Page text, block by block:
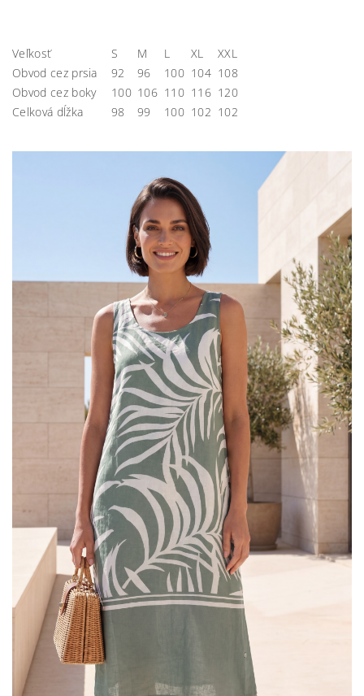
Veľkosť S M L XL
XXL
Obvod cez prsia
92 96 100 104 108
Obvod cez boky
100 106 110 116 120
Celková dĺžka
98 99 100 102 102